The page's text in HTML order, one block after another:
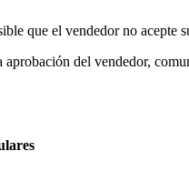
que el vendedor no acepte
aprobación del vendedor,